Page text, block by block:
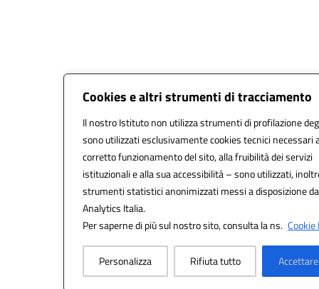
Cookies e altri strumenti di tracciamento
Il nostro Istituto non utilizza strumenti di profilazione
sono utilizzati esclusivamente cookies tecnici necessari
corretto funzionamento del sito, alla fruibilità dei servizi
istituzionali e alla sua accessibilità – sono utilizzati,
strumenti statistici anonimizzati messi a disposizione
Analytics Italia.
Per saperne di più sul nostro sito, consulta la ns. Cookie
Personalizza Rifiuta tutto